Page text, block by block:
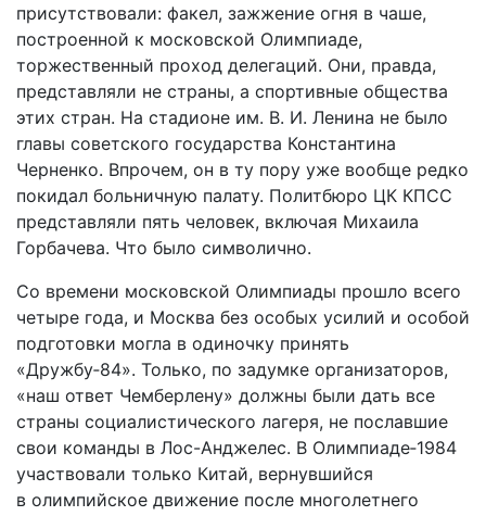
присутствовали: факел, зажжение огня в чаше,
построенной к московской Олимпиаде,
торжественный проход делегаций. Они, правда,
представляли не страны, а спортивные общества
этих стран. На стадионе им. В. И. Ленина не было
главы советского государства Константина
Черненко. Впрочем, он в ту пору уже вообще редко
покидал больничную палату. Политбюро ЦК КПСС
представляли пять человек, включая Михаила
Горбачева. Что было символично.
Со времени московской Олимпиады прошло всего
четыре года, и Москва без особых усилий и особой
подготовки могла в одиночку принять
«Дружбу‑84». Только, по задумке организаторов,
«наш ответ Чемберлену» должны были дать все
страны социалистического лагеря, не пославшие
свои команды в Лос-Анджелес. В Олимпиаде‑1984
участвовали только Китай, вернувшийся
в олимпийское движение после многолетнего